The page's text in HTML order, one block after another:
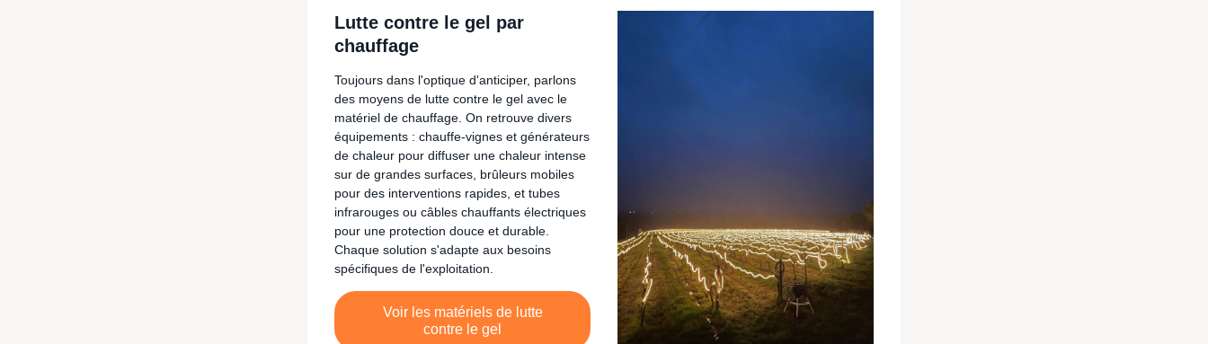
Lutte contre le gel par
chauffage
Toujours dans l'optique d'anticiper, parlons
des moyens de lutte contre le gel avec le
matériel de chauffage. On retrouve divers
équipements : chauffe-vignes et générateurs
de chaleur pour diffuser une chaleur intense
sur de grandes surfaces, brûleurs mobiles
pour des interventions rapides, et tubes
infrarouges ou câbles chauffants électriques
pour une protection douce et durable.
Chaque solution s'adapte aux besoins
spécifiques de l'exploitation.
Voir les matériels de lutte
contre le gel